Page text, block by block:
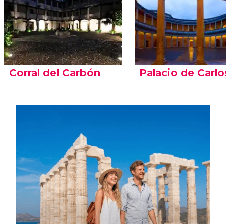
Corral del Carbón Palacio de